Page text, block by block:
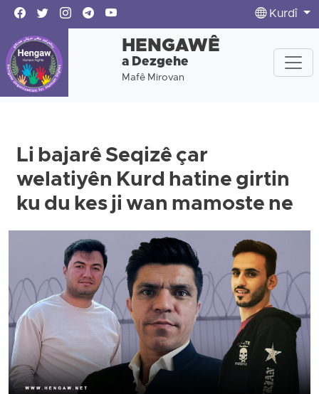
Kurdî
HENGAWÊ
a Dezgehe
Mafê Mirovan
Li bajarê Seqizê çar
welatiyên Kurd hatine girtin
ku du kes ji wan mamoste ne